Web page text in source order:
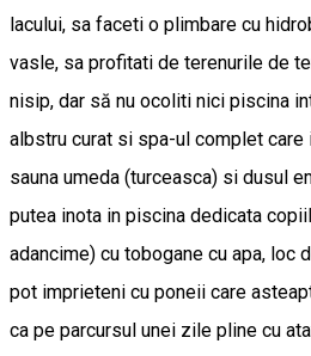
lacului, sa faceti o plimbare cu
vasle, sa profitati de terenurile de
nisip, dar să nu ocoliti nici piscina
albstru curat si spa-ul complet care
sauna umeda (turceasca) si dusul
putea inota in piscina dedicata
adancime) cu tobogane cu apa, loc
pot imprieteni cu poneii care
ca pe parcursul unei zile pline cu